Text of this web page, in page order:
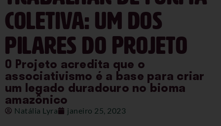
coletiva: um dos
pilares do Projeto
O Projeto acredita que o
associativismo é a base para criar
um legado duradouro no bioma
amazônico
Natália Lyra janeiro 25, 2023